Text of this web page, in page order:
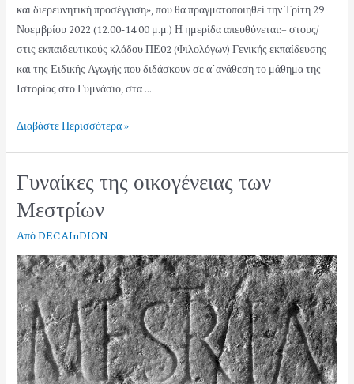
και διερευνητική προσέγγιση», που θα πραγματοποιηθεί την Τρίτη 29
Νοεμβρίου 2022 (12.00-14.00 μ.μ.) Η ημερίδα απευθύνεται:– στους/
στις εκπαιδευτικούς κλάδου ΠΕ02 (Φιλολόγων) Γενικής εκπαίδευσης
και της Ειδικής Αγωγής που διδάσκουν σε α΄ανάθεση το μάθημα της
Ιστορίας στο Γυμνάσιο, στα …
Διαβάστε Περισσότερα »
Γυναίκες της οικογένειας των
Μεστρίων
Από DECAInDION